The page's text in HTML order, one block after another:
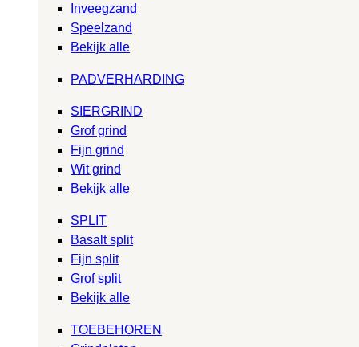
Inveegzand
Speelzand
Bekijk alle
PADVERHARDING
SIERGRIND
Grof grind
Fijn grind
Wit grind
Bekijk alle
SPLIT
Basalt split
Fijn split
Grof split
Bekijk alle
TOEBEHOREN